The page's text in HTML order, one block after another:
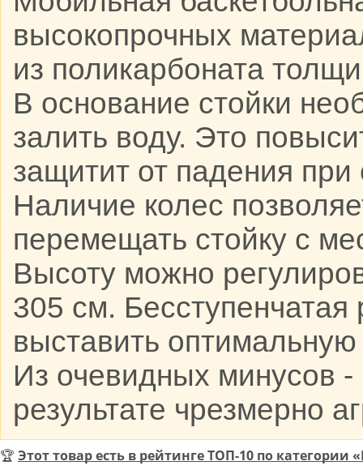
высокопрочных
из поликарбоната
В основание стойки
залить воду. Это
защитит от падения
Наличие колес
перемещать стойку с
Высоту можно
305 см. Бесступенчатая
выставить
Из очевидных минусов
результате чрезмерно
🏆 Этот товар есть в рейтинге ТОП-10 по категории